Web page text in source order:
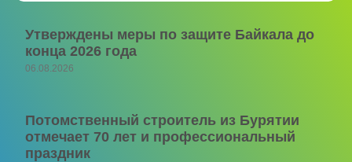
Утверждены меры по защите Байкала до
конца 2026 года
06.08.2026
Потомственный строитель из Бурятии
отмечает 70 лет и профессиональный
праздник